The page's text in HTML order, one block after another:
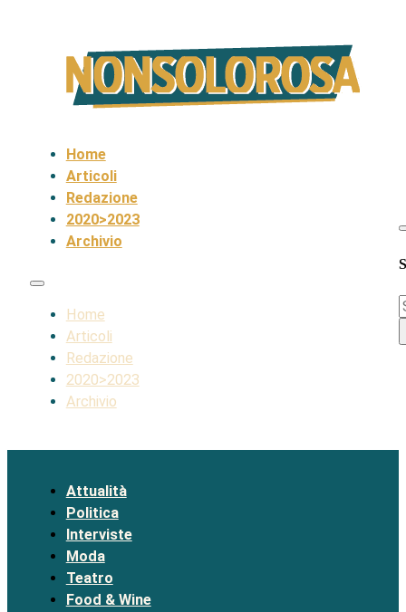
Home
Articoli
Redazione
2020>2023
Archivio
Home
Articoli
Redazione
2020>2023
Archivio
Attualità
Politica
Interviste
Moda
Teatro
Food & Wine